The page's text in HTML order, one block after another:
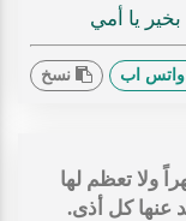
يا أمي
واتس اب نسخ
ولا تعظم لها
عنها كل أذى.